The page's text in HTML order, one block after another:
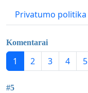
Privatumo politika
Komentarai
1 2 3 4 5
#5